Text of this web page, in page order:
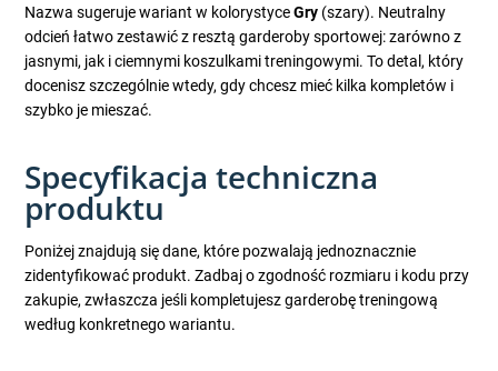
Nazwa sugeruje wariant w kolorystyceGry (szary). Neutralny
odcień łatwo zestawić z resztą garderoby sportowej: zarówno z
jasnymi, jak i ciemnymi koszulkami treningowymi. To detal, który
docenisz szczególnie wtedy, gdy chcesz mieć kilka kompletów i
szybko je mieszać.
Specyfikacja techniczna
produktu
Poniżej znajdują się dane, które pozwalają jednoznacznie
zidentyfikować produkt. Zadbaj o zgodność rozmiaru i kodu przy
zakupie, zwłaszcza jeśli kompletujesz garderobę treningową
według konkretnego wariantu.